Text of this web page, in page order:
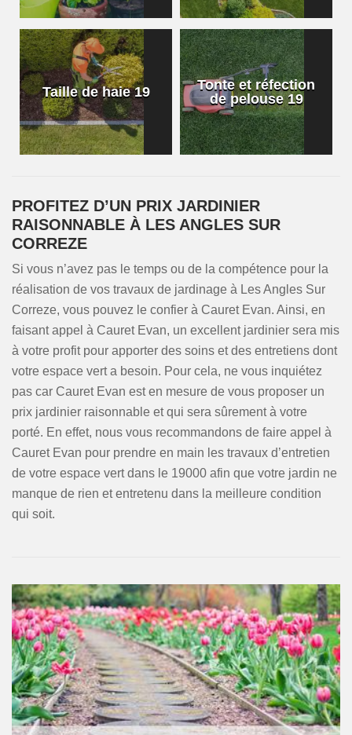
Taille de haie 19
Tonte et réfection
de pelouse 19
PROFITEZ D’UN PRIX JARDINIER
RAISONNABLE À LES ANGLES SUR
CORREZE
Si vous n’avez pas le temps ou de la compétence pour la
réalisation de vos travaux de jardinage à Les Angles Sur
Correze, vous pouvez le confier à Cauret Evan. Ainsi, en
faisant appel à Cauret Evan, un excellent jardinier sera mis
à votre profit pour apporter des soins et des entretiens dont
votre espace vert a besoin. Pour cela, ne vous inquiétez
pas car Cauret Evan est en mesure de vous proposer un
prix jardinier raisonnable et qui sera sûrement à votre
porté. En effet, nous vous recommandons de faire appel à
Cauret Evan pour prendre en main les travaux d’entretien
de votre espace vert dans le 19000 afin que votre jardin ne
manque de rien et entretenu dans la meilleure condition
qui soit.